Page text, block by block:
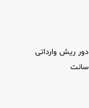
دور ریش وارداتی